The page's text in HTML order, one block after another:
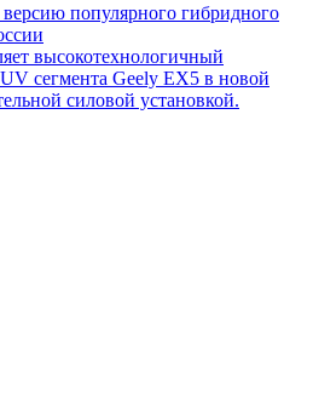
популярного гибридного
высокотехнологичный
сегмента Geely EX5 в новой
силовой установкой.